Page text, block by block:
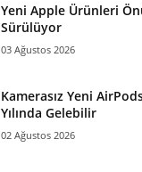
Yeni Apple Ürünleri
Sürülüyor
03 Ağustos 2026
Kamerasız Yeni
Yılında Gelebilir
02 Ağustos 2026